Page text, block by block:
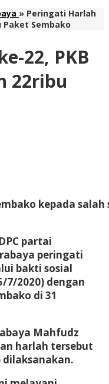
» Peringati Harlah
Paket Sembako
22, PKB
22ribu
kepada
partai
peringati
bakti sosial
7/2020) dengan
di 31
Mahfudz
harlah tersebut